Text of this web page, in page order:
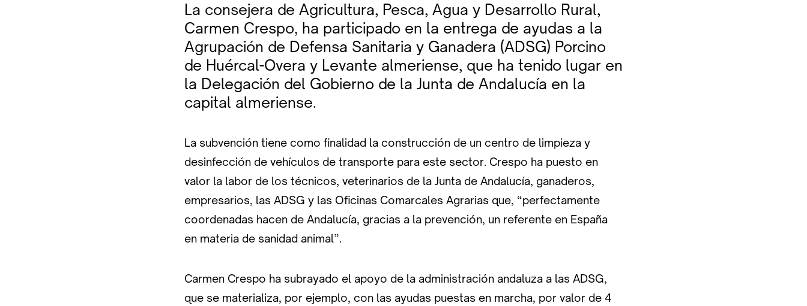
La consejera de Agricultura, Pesca, Agua y Desarrollo Rural,
Carmen Crespo, ha participado en la entrega de ayudas a la
Agrupación de Defensa Sanitaria y Ganadera (ADSG) Porcino
de Huércal-Overa y Levante almeriense, que ha tenido lugar en
la Delegación del Gobierno de la Junta de Andalucía en la
capital almeriense.
La subvención tiene como finalidad la construcción de un centro de limpieza y
desinfección de vehículos de transporte para este sector. Crespo ha puesto en
valor la labor de los técnicos, veterinarios de la Junta de Andalucía, ganaderos,
empresarios, las ADSG y las Oficinas Comarcales Agrarias que, “perfectamente
coordenadas hacen de Andalucía, gracias a la prevención, un referente en España
en materia de sanidad animal”.
Carmen Crespo ha subrayado el apoyo de la administración andaluza a las ADSG,
que se materializa, por ejemplo, con las ayudas puestas en marcha, por valor de 4